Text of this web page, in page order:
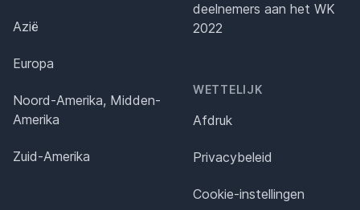
Azië
Europa
Noord-Amerika, Midden-
Amerika
Zuid-Amerika
deelnemers aan het WK
2022
WETTELIJK
Afdruk
Privacybeleid
Cookie-instellingen